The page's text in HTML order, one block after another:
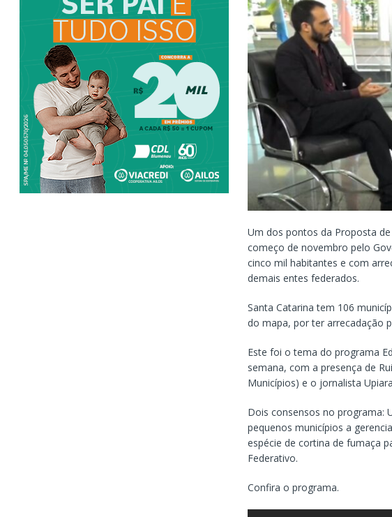
Um dos pontos da Proposta
começo de novembro pelo
cinco mil habitantes e com
demais entes federados.
Santa Catarina tem 106
do mapa, por ter arrecadação
Este foi o tema do programa
semana, com a presença de
Municípios) e o jornalista
Dois consensos no programa:
pequenos municípios a
espécie de cortina de fumaça
Federativo.
Confira o programa.